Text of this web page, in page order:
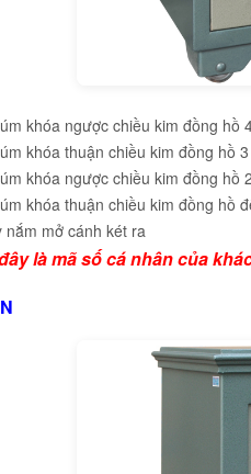
khóa ngược chiều kim đồng hồ
khóa thuận chiều kim đồng hồ
khóa ngược chiều kim đồng hồ
khóa thuận chiều kim đồng hồ
nắm mở cánh két ra
là mã số cá nhân của